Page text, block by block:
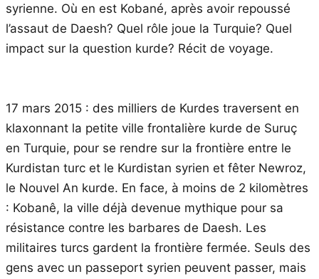
syrienne. Où en est Kobané, après avoir repoussé
l’assaut de Daesh? Quel rôle joue la Turquie? Quel
impact sur la question kurde? Récit de voyage.
17 mars 2015 : des milliers de Kurdes traversent en
klaxonnant la petite ville frontalière kurde de Suruç
en Turquie, pour se rendre sur la frontière entre le
Kurdistan turc et le Kurdistan syrien et fêter Newroz,
le Nouvel An kurde. En face, à moins de 2 kilomètres
: Kobanê, la ville déjà devenue mythique pour sa
résistance contre les barbares de Daesh. Les
militaires turcs gardent la frontière fermée. Seuls des
gens avec un passeport syrien peuvent passer, mais